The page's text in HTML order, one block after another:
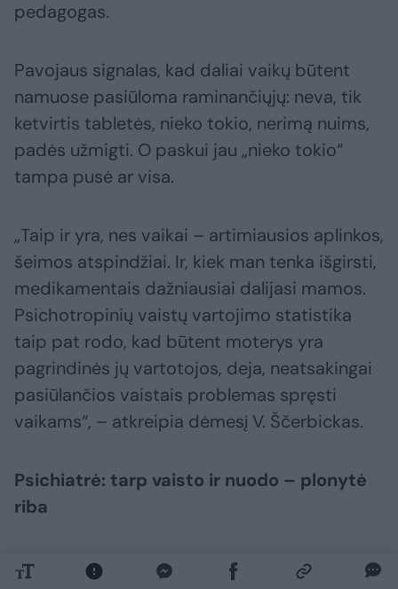
pedagogas.
Pavojaus signalas, kad daliai vaikų būtent
namuose pasiūloma raminančiųjų: neva, tik
ketvirtis tabletės, nieko tokio, nerimą nuims,
padės užmigti. O paskui jau „nieko tokio“
tampa pusė ar visa.
„Taip ir yra, nes vaikai – artimiausios aplinkos,
šeimos atspindžiai. Ir, kiek man tenka išgirsti,
medikamentais dažniausiai dalijasi mamos.
Psichotropinių vaistų vartojimo statistika
taip pat rodo, kad būtent moterys yra
pagrindinės jų vartotojos, deja, neatsakingai
pasiūlančios vaistais problemas spręsti
vaikams“, – atkreipia dėmesį V. Ščerbickas.
Psichiatrė: tarp vaisto ir nuodo – plonytė
riba
Dėl augimo šuolio, hormoninių svyravimų